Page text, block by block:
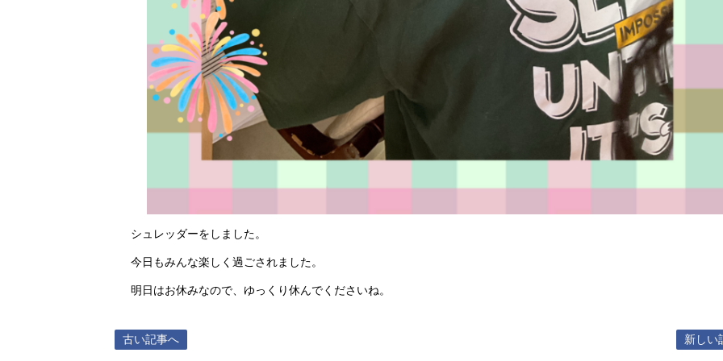
シュレッダーをしました。
今日もみんな楽しく過ごされました。
明日はお休みなので、ゆっくり休んでくださいね。
古い記事へ 新しい